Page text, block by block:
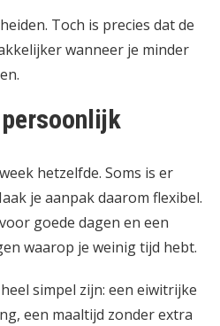
Toch is precies dat de
wanneer je minder
hetzelfde. Soms is er
je aanpak daarom flexibel.
goede dagen en een
waarop je weinig tijd hebt.
simpel zijn: een eiwitrijke
een maaltijd zonder extra